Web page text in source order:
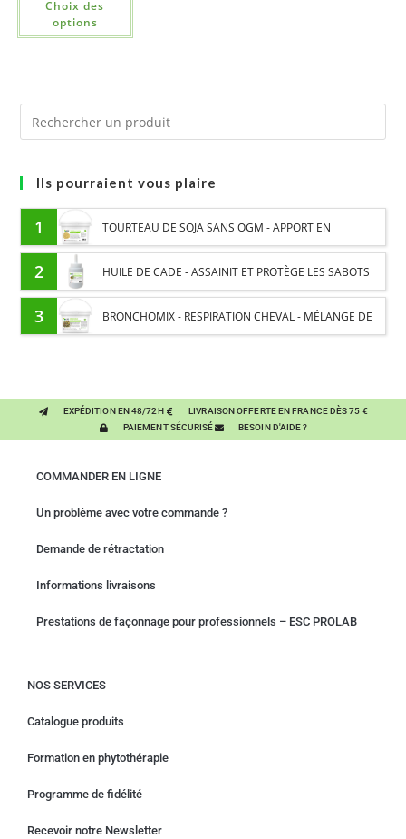
Choix des
options
Ils pourraient vous plaire
1 TOURTEAU DE SOJA SANS OGM - APPORT EN
PROTÉINES ET SOUTIEN ÉNERGÉTIQUE POUR CHEVAUX
2 HUILE DE CADE - ASSAINIT ET PROTÈGE LES SABOTS
DE L’HUMIDITÉ
3 BRONCHOMIX - RESPIRATION CHEVAL - MÉLANGE DE
EXPÉDITION EN 48/72H
LIVRAISON OFFERTE EN FRANCE DÈS 75 €
PAIEMENT SÉCURISÉ
BESOIN D'AIDE ?
COMMANDER EN LIGNE
Un problème avec votre commande ?
Demande de rétractation
Informations livraisons
Prestations de façonnage pour professionnels – ESC PROLAB
NOS SERVICES
Catalogue produits
Formation en phytothérapie
Programme de fidélité
Recevoir notre Newsletter